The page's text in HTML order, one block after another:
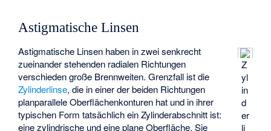
Astigmatische Linsen
Z
yl
in
d
er
li
Astigmatische Linsen haben in zwei senkrecht
zueinander stehenden radialen Richtungen
verschieden große Brennweiten. Grenzfall ist die
Zylinderlinse, die in einer der beiden Richtungen
planparallele Oberflächenkonturen hat und in ihrer
typischen Form tatsächlich ein Zylinderabschnitt ist:
eine zylindrische und eine plane Oberfläche. Sie